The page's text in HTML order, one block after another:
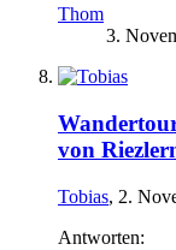
Thom
3.
von
Tobias, 2.
Antworten: